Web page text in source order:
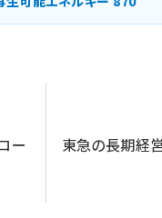
送
ー
東急の長期経